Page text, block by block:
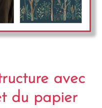
avec
du papier